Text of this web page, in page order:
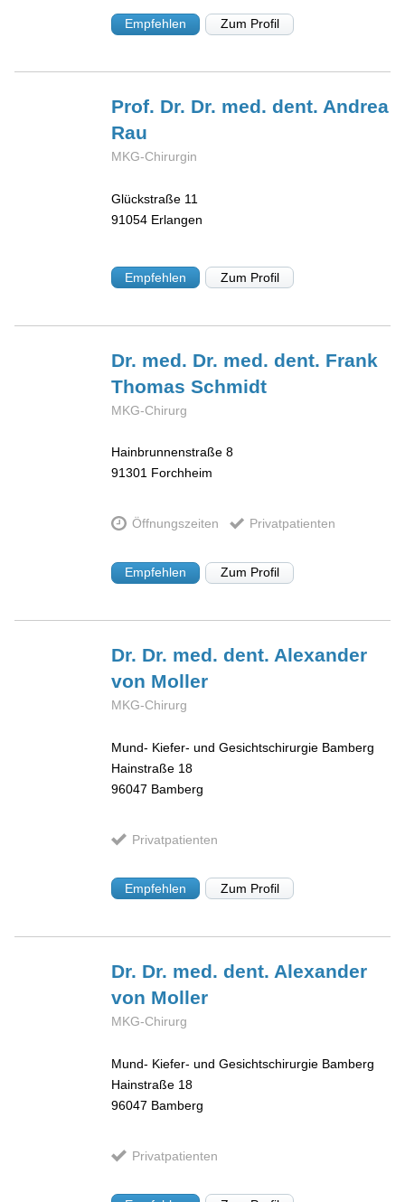
Empfehlen Zum Profil
Prof. Dr. Dr. med. dent. Andrea
Rau
MKG-Chirurgin
Glückstraße 11
91054 Erlangen
Empfehlen Zum Profil
Dr. med. Dr. med. dent. Frank
ThomasSchmidt
MKG-Chirurg
Hainbrunnenstraße 8
91301 Forchheim
Öffnungszeiten Privatpatienten
Empfehlen Zum Profil
Dr. Dr. med. dent. Alexander
von Moller
MKG-Chirurg
Mund- Kiefer- und Gesichtschirurgie Bamberg
Hainstraße 18
96047 Bamberg
Privatpatienten
Empfehlen Zum Profil
Dr. Dr. med. dent. Alexander
von Moller
MKG-Chirurg
Mund- Kiefer- und Gesichtschirurgie Bamberg
Hainstraße 18
96047 Bamberg
Privatpatienten